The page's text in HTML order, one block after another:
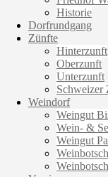
Historie
Dorfrundgang
Zünfte
Hinterzunft
Oberzunft
Unterzunft
Schweizer
Weindorf
Weingut
Wein- &
Weingut